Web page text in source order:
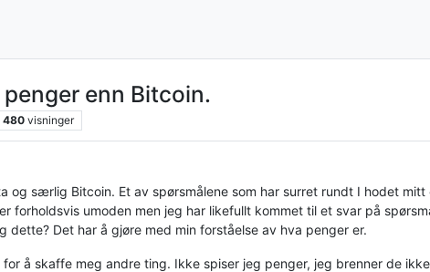
enn Bitcoin.
480 visninger
og særlig Bitcoin. Et av spørsmålene som har surret rundt I hodet
forholdsvis umoden men jeg har likefullt kommet til et svar på
dette? Det har å gjøre med min forståelse av hva penger er.
å skaffe meg andre ting. Ikke spiser jeg penger, jeg brenner de